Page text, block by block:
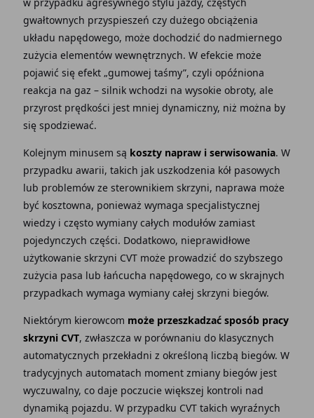
gwałtownych przyspieszeń czy dużego obciążenia
układu napędowego, może dochodzić do nadmiernego
zużycia elementów wewnętrznych. W efekcie może
pojawić się efekt „gumowej taśmy”, czyli opóźniona
reakcja na gaz – silnik wchodzi na wysokie obroty, ale
przyrost prędkości jest mniej dynamiczny, niż można by
się spodziewać.
Kolejnym minusem są koszty napraw i serwisowania. W
przypadku awarii, takich jak uszkodzenia kół pasowych
lub problemów ze sterownikiem skrzyni, naprawa może
być kosztowna, ponieważ wymaga specjalistycznej
wiedzy i często wymiany całych modułów zamiast
pojedynczych części. Dodatkowo, nieprawidłowe
użytkowanie skrzyni CVT może prowadzić do szybszego
zużycia pasa lub łańcucha napędowego, co w skrajnych
przypadkach wymaga wymiany całej skrzyni biegów.
Niektórym kierowcom może przeszkadzać sposób pracy
skrzyni CVT, zwłaszcza w porównaniu do klasycznych
automatycznych przekładni z określoną liczbą biegów. W
tradycyjnych automatach moment zmiany biegów jest
wyczuwalny, co daje poczucie większej kontroli nad
dynamiką pojazdu. W przypadku CVT takich wyraźnych